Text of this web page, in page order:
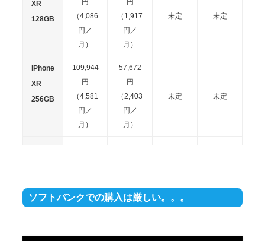
XR
128GB
円
（4,086
円／
月）
円
（1,917
円／
月）
未定 未定
iPhone
XR
256GB
109,944
円
（4,581
円／
月）
57,672
円
（2,403
円／
月）
未定 未定
円／
円／
月）
円／
円／
ソフトバンクでの購入は厳しい。。。